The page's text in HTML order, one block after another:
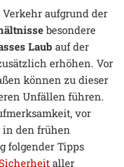
aufgrund der
besondere
Laub auf der
erhöhen. Vor
können zu dieser
Unfällen führen.
vor
in den frühen
folgender Tipps
aller